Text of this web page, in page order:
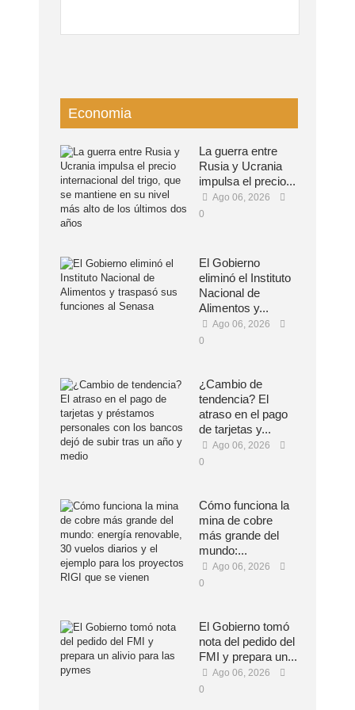
Economia
La guerra entre
Rusia y Ucrania
impulsa el precio...
Ago 06, 2026
0
El Gobierno
eliminó el Instituto
Nacional de
Alimentos y...
Ago 06, 2026
0
¿Cambio de
tendencia? El
atraso en el pago
de tarjetas y...
Ago 06, 2026
0
Cómo funciona la
mina de cobre
más grande del
mundo:...
Ago 06, 2026
0
El Gobierno tomó
nota del pedido del
FMI y prepara un...
Ago 06, 2026
0